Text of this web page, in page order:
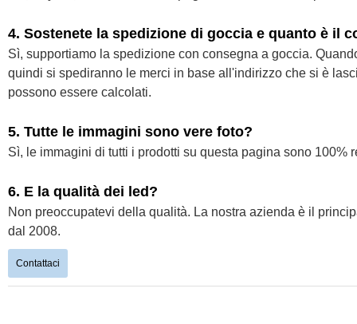
4. Sostenete la spedizione di goccia e quanto è il
Sì, supportiamo la spedizione con consegna a goccia.
quindi si spediranno le merci in base all'indirizzo che si è
possono essere calcolati.
5. Tutte le immagini sono vere foto?
Sì, le immagini di tutti i prodotti su questa pagina sono 100%
6. E la qualità dei led?
Non preoccupatevi della qualità. La nostra azienda è il
dal 2008.
Contattaci